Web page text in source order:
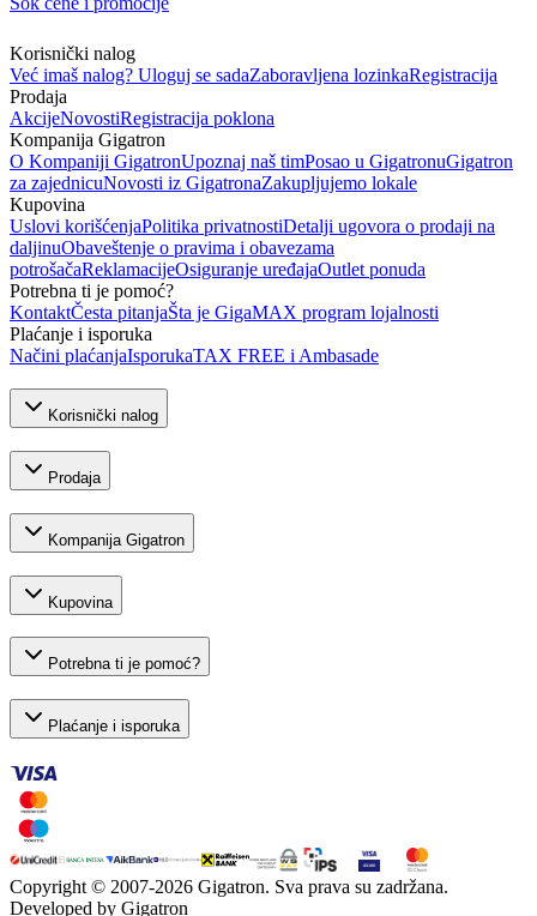
Korisnički nalog
Već imaš nalog? Uloguj se sadaZaboravljena lozinkaRegistracija
Prodaja
AkcijeNovostiRegistracija poklona
Kompanija Gigatron
O Kompaniji GigatronUpoznaj naš timPosao u GigatronuGigatron
za zajednicuNovosti iz GigatronaZakupljujemo lokale
Kupovina
Uslovi korišćenjaPolitika privatnostiDetalji ugovora o prodaji na
daljinuObaveštenje o pravima i obavezama
potrošačaReklamacijeOsiguranje uređajaOutlet ponuda
Potrebna ti je pomoć?
KontaktČesta pitanjaŠta je GigaMAX program lojalnosti
Plaćanje i isporuka
Načini plaćanjaIsporukaTAX FREE i Ambasade
Korisnički nalog
Prodaja
Kompanija Gigatron
Kupovina
Potrebna ti je pomoć?
Plaćanje i isporuka
Copyright © 2007-2026 Gigatron. Sva prava su zadržana.
Developed by Gigatron